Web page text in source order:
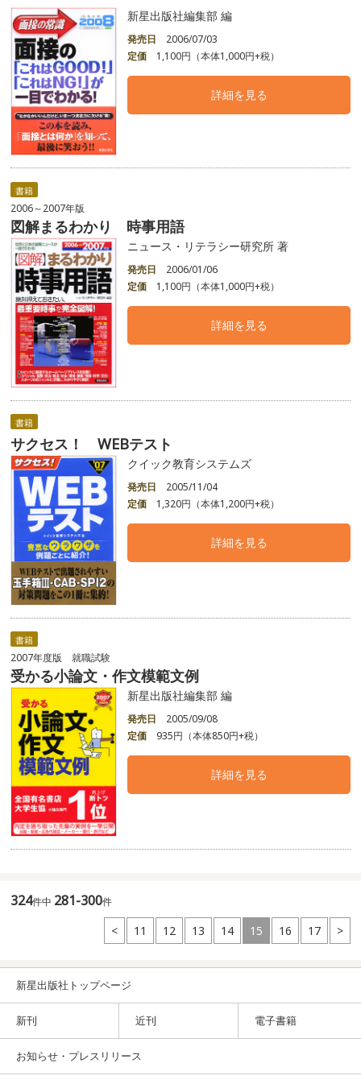
新星出版社編集部 編
発売日
2006/07/03
定価
1,100円（本体1,000円+税）
詳細を見る
書籍
2006～2007年版
図解まるわかり 時事用語
ニュース・リテラシー研究所 著
発売日
2006/01/06
定価
1,100円（本体1,000円+税）
詳細を見る
書籍
サクセス！ WEBテスト
クイック教育システムズ
発売日
2005/11/04
定価
1,320円（本体1,200円+税）
詳細を見る
書籍
2007年度版 就職試験
受かる小論文・作文模範文例
新星出版社編集部 編
発売日
2005/09/08
定価
935円（本体850円+税）
詳細を見る
324件中 281-300件
< 11 12 13 14 15 16 17 >
新星出版社トップページ
新刊 近刊 電子書籍
お知らせ・プレスリリース